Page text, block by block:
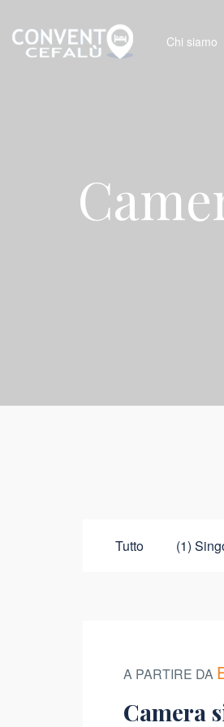
Chi siamo
Tutto (1)
A PARTIRE DA
Camera